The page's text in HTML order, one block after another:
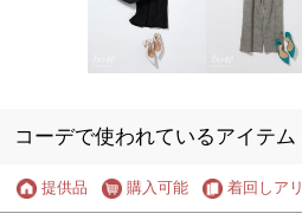
コーデで使われているアイテム
提供品 購入可能 着回しアリ